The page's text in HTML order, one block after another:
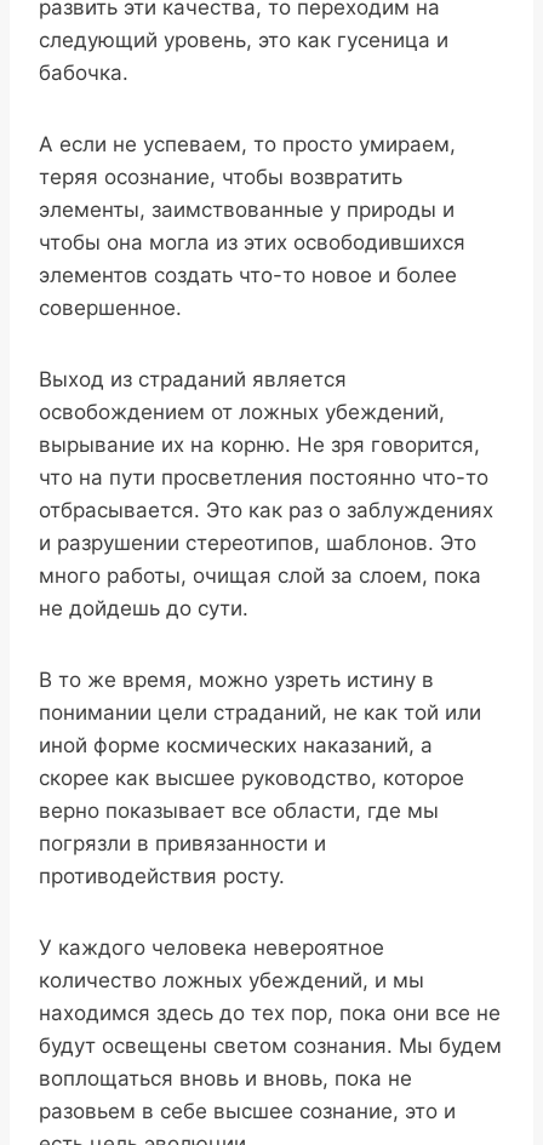
развить эти качества, то переходим на
следующий уровень, это как гусеница и
бабочка.
А если не успеваем, то просто умираем,
теряя осознание, чтобы возвратить
элементы, заимствованные у природы и
чтобы она могла из этих освободившихся
элементов создать что-то новое и более
совершенное.
Выход из страданий является
освобождением от ложных убеждений,
вырывание их на корню. Не зря говорится,
что на пути просветления постоянно что-то
отбрасывается. Это как раз о заблуждениях
и разрушении стереотипов, шаблонов. Это
много работы, очищая слой за слоем, пока
не дойдешь до сути.
В то же время, можно узреть истину в
понимании цели страданий, не как той или
иной форме космических наказаний, а
скорее как высшее руководство, которое
верно показывает все области, где мы
погрязли в привязанности и
противодействия росту.
У каждого человека невероятное
количество ложных убеждений, и мы
находимся здесь до тех пор, пока они все не
будут освещены светом сознания. Мы будем
воплощаться вновь и вновь, пока не
разовьем в себе высшее сознание, это и